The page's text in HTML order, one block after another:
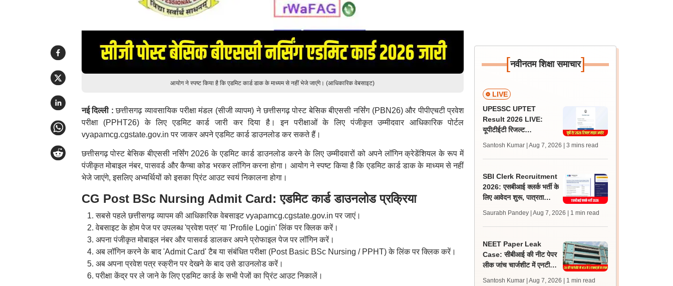
आयोग ने स्पष्ट किया है कि एडमिट कार्ड डाक के माध्यम से नहीं भेजे जाएंगे। (आधिकारिक वेबसाइट)
नई दिल्ली :छत्तीसगढ़ व्यावसायिक परीक्षा मंडल (सीजी व्यापम) ने छत्तीसगढ़ पोस्ट बेसिक बीएससी नर्सिंग (PBN26) और पीपीएचटी प्रवेश
परीक्षा (PPHT26) के लिए एडमिट कार्ड जारी कर दिया है। इन परीक्षाओं के लिए पंजीकृत उम्मीदवार आधिकारिक पोर्टल
vyapamcg.cgstate.gov.in पर जाकर अपने एडमिट कार्ड डाउनलोड कर सकते हैं।
छत्तीसगढ़ पोस्ट बेसिक बीएससी नर्सिंग 2026 के एडमिट कार्ड डाउनलोड करने के लिए उम्मीदवारों को अपने लॉगिन क्रेडेंशियल के रूप में
पंजीकृत मोबाइल नंबर, पासवर्ड और कैप्चा कोड भरकर लॉगिन करना होगा। आयोग ने स्पष्ट किया है कि एडमिट कार्ड डाक के माध्यम से नहीं
भेजे जाएंगे, इसलिए अभ्यर्थियों को इसका प्रिंट आउट स्वयं निकालना होगा।
CG Post BSc Nursing Admit Card: एडमिट कार्ड डाउनलोड प्रक्रिया
सबसे पहले छत्तीसगढ़ व्यापम की आधिकारिक वेबसाइट vyapamcg.cgstate.gov.in पर जाएं।
वेबसाइट के होम पेज पर उपलब्ध 'प्रवेश पत्र' या 'Profile Login' लिंक पर क्लिक करें।
अपना पंजीकृत मोबाइल नंबर और पासवर्ड डालकर अपने प्रोफाइल पेज पर लॉगिन करें।
अब लॉगिन करने के बाद 'Admit Card' टैब या संबंधित परीक्षा (Post Basic BSc Nursing / PPHT) के लिंक पर क्लिक करें।
अब अपना प्रवेश पत्र स्क्रीन पर देखने के बाद उसे डाउनलोड करें।
परीक्षा केंद्र पर ले जाने के लिए एडमिट कार्ड के सभी पेजों का प्रिंट आउट निकालें।
[नवीनतम शिक्षा समाचार]
LIVE
UPESSC UPTET
Result 2026 LIVE:
यूपीटीईटी रिजल्ट
जल्द, जानें लेटेस्ट अपडेट,
पासिंग मार्क्स
Santosh Kumar | Aug 7, 2026 | 3 mins read
SBI Clerk Recruitment
2026: एसबीआई क्लर्क भर्ती के
लिए आवेदन शुरू, पात्रता
Saurabh Pandey | Aug 7, 2026 | 1 min read
NEET Paper Leak
Case: सीबीआई की नीट पेपर
लीक जांच चार्जशीट में एनटीए
Santosh Kumar | Aug 7, 2026 | 1 min read